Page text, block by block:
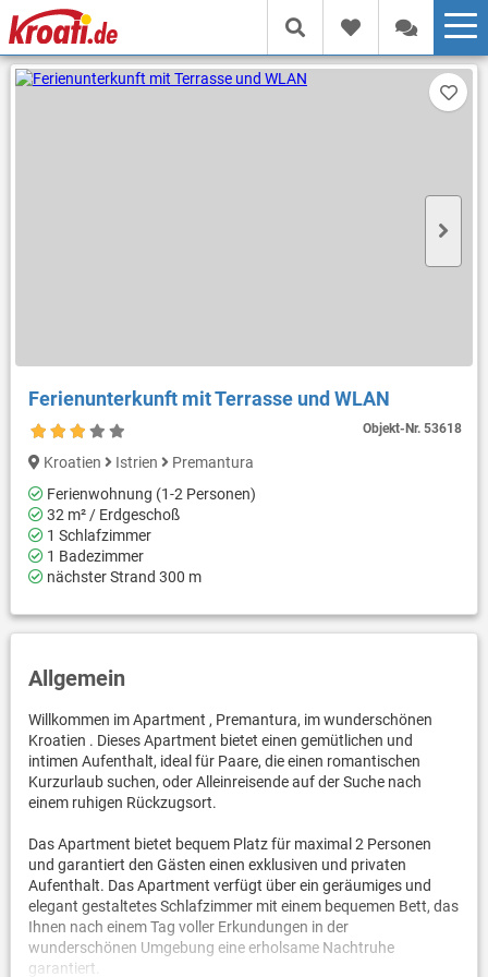
Ferienunterkunft mit Terrasse und WLAN
Objekt-Nr.53618
Kroatien Istrien
Premantura
Ferienwohnung (1-2 Personen)
32 m² / Erdgeschoß
1 Schlafzimmer
1 Badezimmer
nächster Strand 300 m
Allgemein
Willkommen im Apartment , Premantura, im wunderschönen
Kroatien . Dieses Apartment bietet einen gemütlichen und
intimen Aufenthalt, ideal für Paare, die einen romantischen
Kurzurlaub suchen, oder Alleinreisende auf der Suche nach
einem ruhigen Rückzugsort.
Das Apartment bietet bequem Platz für maximal 2 Personen
und garantiert den Gästen einen exklusiven und privaten
Aufenthalt. Das Apartment verfügt über ein geräumiges und
elegant gestaltetes Schlafzimmer mit einem bequemen Bett, das
Ihnen nach einem Tag voller Erkundungen in der
wunderschönen Umgebung eine erholsame Nachtruhe
garantiert.